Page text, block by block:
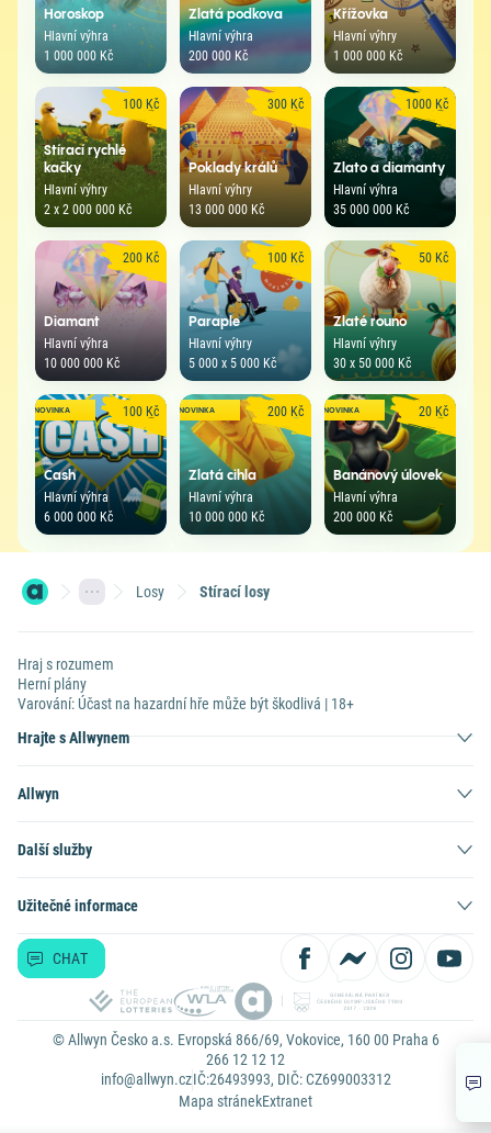
Horoskop
Hlavní výhra
1 000 000 Kč
Zlatá podkova
Hlavní výhra
200 000 Kč
Křížovka
Hlavní výhry
1 000 000 Kč
100 Kč
Stírací rychlé
kačky
Hlavní výhry
2 x 2 000 000 Kč
300 Kč
Poklady králů
Hlavní výhry
13 000 000 Kč
1000 Kč
Zlato a diamanty
Hlavní výhra
35 000 000 Kč
200 Kč
Diamant
Hlavní výhra
10 000 000 Kč
100 Kč
Paraple
Hlavní výhry
5 000 x 5 000 Kč
50 Kč
Zlaté rouno
Hlavní výhry
30 x 50 000 Kč
NOVINKA 100 Kč
Cash
Hlavní výhra
6 000 000 Kč
NOVINKA 200 Kč
Zlatá cihla
Hlavní výhra
10 000 000 Kč
NOVINKA 20 Kč
Banánový úlovek
Hlavní výhra
200 000 Kč
Losy Stírací losy
Hraj s rozumem
Herní plány
Varování: Účast na hazardní hře může být škodlivá | 18+
Hrajte s Allwynem
Allwyn
Další služby
Užitečné informace
CHAT
© Allwyn Česko a.s. Evropská 866/69, Vokovice, 160 00 Praha 6
266 12 12 12
info@allwyn.czIČ:26493993, DIČ: CZ699003312
Mapa stránekExtranet